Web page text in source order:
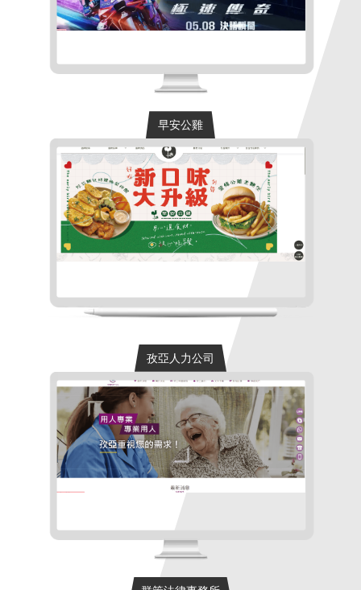
閒娛樂服務業···
早安公雞
早安公雞
專案內容:全客製化品牌形象網站設計風格:
活潑親民風建議客群:特色餐飲品牌網站、
餐飲加盟品牌···
孜亞人力公司
孜亞人力公司
專案內容:半客製化品牌形象網站設計風格:
專業信任風建議客群:外籍人力仲介服務
業、看護幫傭媒···